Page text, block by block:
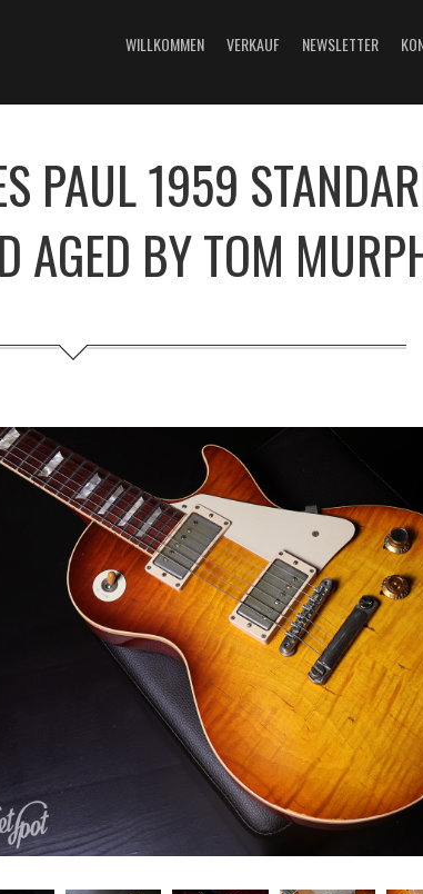
WILLKOMMEN VERKAUF NEWSLETTER
PAUL 1959
AGED BY TOM